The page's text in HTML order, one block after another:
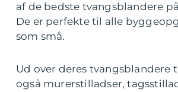
af de bedste tvangsblandere
De er perfekte til alle
som små.
Ud over deres tvangsblandere
også murerstilladser,